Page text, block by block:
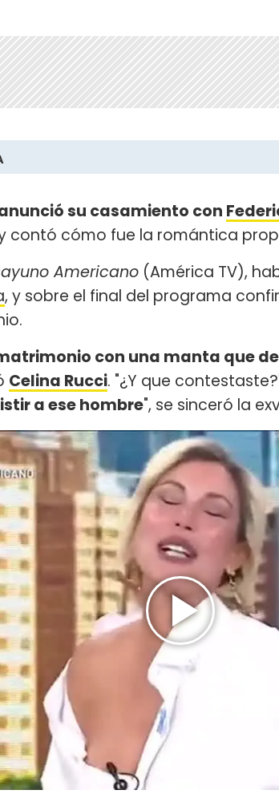
su casamiento con
contó cómo fue la romántica
Americano (América TV),
, y sobre el final del programa
con una manta que
Celina Rucci. "¿Y que
a ese hombre", se sinceró la